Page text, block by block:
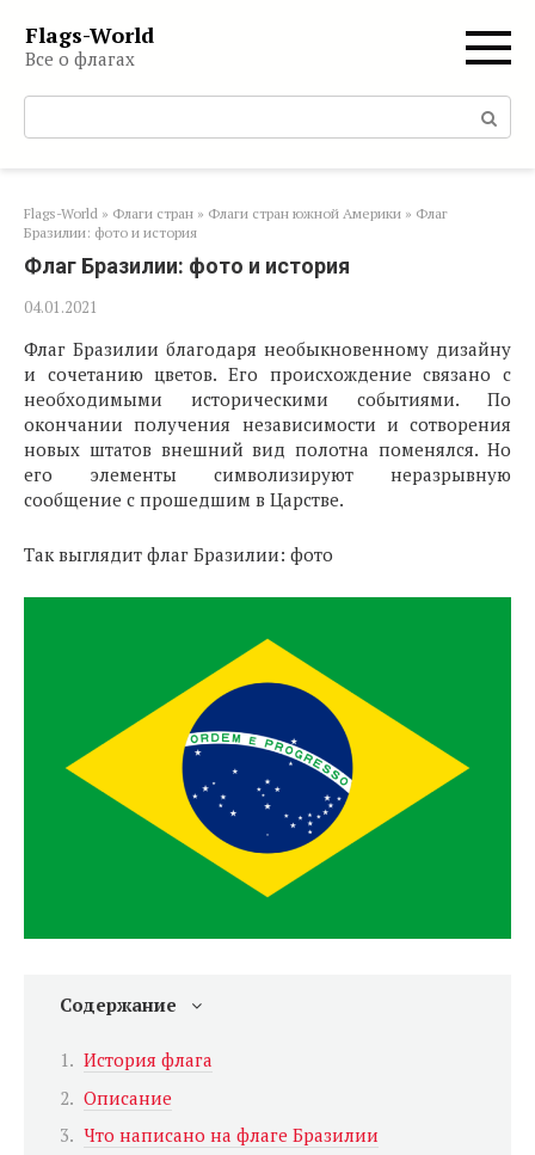
контенту
Flags-World
Все о флагах
Поиск:
Flags-World » Флаги стран » Флаги стран южной Америки » Флаг
Бразилии: фото и история
Флаг Бразилии: фото и история
04.01.2021
Флаг Бразилии благодаря необыкновенному дизайну
и сочетанию цветов. Его происхождение связано с
необходимыми историческими событиями. По
окончании получения независимости и сотворения
новых штатов внешний вид полотна поменялся. Но
его элементы символизируют неразрывную
сообщение с прошедшим в Царстве.
Так выглядит флаг Бразилии: фото
Содержание
История флага
Описание
Что написано на флаге Бразилии